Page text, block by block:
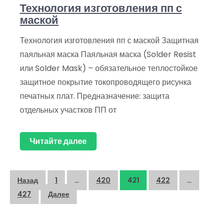
Технология изготовления пп с
маской
Технология изготовления пп с маской Защитная
паяльная маска Паяльная маска (Solder Resist
или Solder Mask) – обязательное теплостойкое
защитное покрытие токопроводящего рисунка
печатных плат. Предназначение: защита
отдельных участков ПП от
Читайте далее
Пагинация
записей
Назад 1 … 420 421 422
…
427
Далее